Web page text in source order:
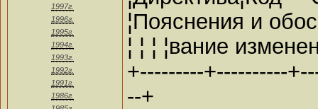
1997г.
1996г.
1995г.
1994г.
1993г.
1992г.
1991г.
1986г.
¦Пояснения и
¦ ¦ ¦ ¦вание
+---------+----------
--+